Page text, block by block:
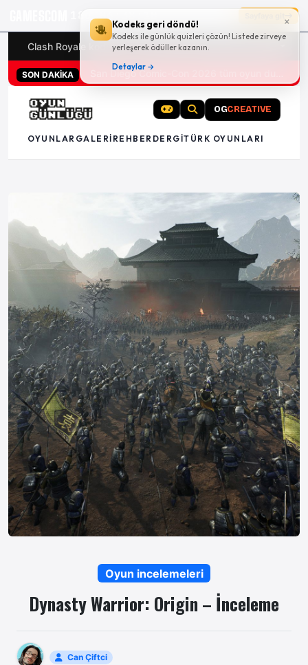
×
Kodeks geri döndü!
Kodeks ile günlük quizleri çözün! Listede zirveye
yerleşerek ödüller kazanın.
Detaylar →
18g 06:38:08
Clash Royale kodları Türk oyunları (PC ve konsollar) -
SON DAKİKA
OGCREATIVE
OYUNLAR GALERI REHBER DERGITÜRK OYUNLARI
Oyun incelemeleri
Dynasty Warrior: Origin – İnceleme
Can Çiftci